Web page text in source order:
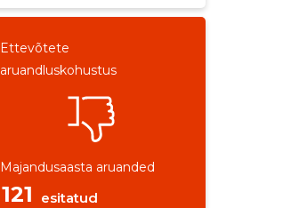
Ettevõtete
aruandluskohustus
Majandusaasta aruanded
121 esitatud